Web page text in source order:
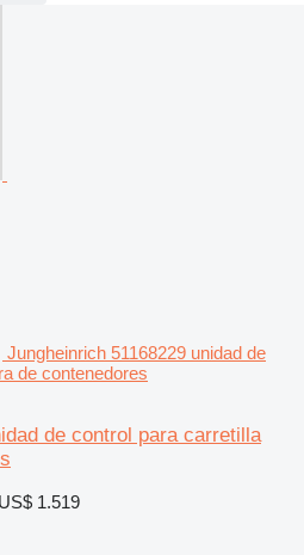
Jungheinrich 51168229 unidad de
de contenedores
de control para carretilla
1.519